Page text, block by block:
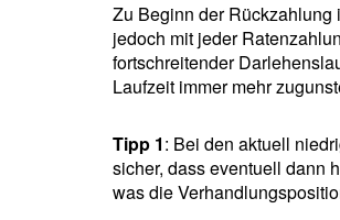
Zu Beginn der
jedoch mit jeder
fortschreitender
Laufzeit immer mehr
Tipp 1: Bei den aktuell
sicher, dass eventuell dann
was die